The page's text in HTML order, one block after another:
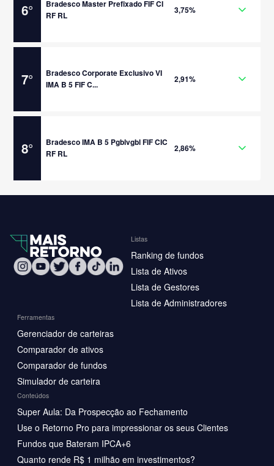
6°
Bradesco Master Prefixado FIF CI
RF RL
3,75%
7°
Bradesco Corporate Exclusivo VI
IMA B 5 FIF C...
2,91%
8°
Bradesco IMA B 5 Pgblvgbl FIF CIC
RF RL
2,86%
Listas
Ranking de fundos
Lista de Ativos
Lista de Gestores
Lista de Administradores
Ferramentas
Gerenciador de carteiras
Comparador de ativos
Comparador de fundos
Simulador de carteira
Conteúdos
Super Aula: Da Prospecção ao Fechamento
Use o Retorno Pro para impressionar os seus Clientes
Fundos que Bateram IPCA+6
Quanto rende R$ 1 milhão em investimentos?